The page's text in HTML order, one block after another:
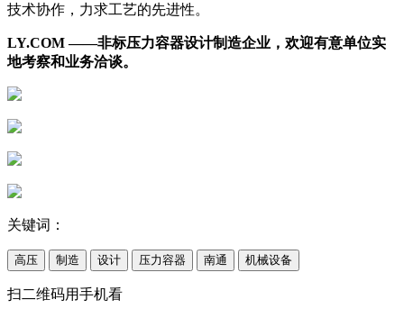
技术协作，力求工艺的先进性。
LY.COM ——非标压力容器设计制造企业，欢迎有意单位实
地考察和业务洽谈。
关键词：
高压 制造 设计 压力容器 南通 机械设备
扫二维码用手机看